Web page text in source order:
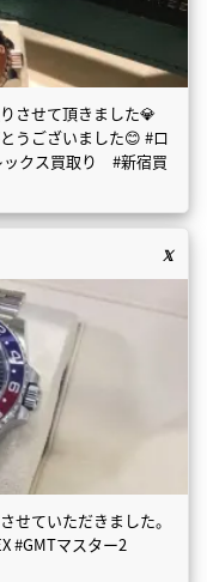
させて頂きました💎
うございました😊 #ロ
クス買取り #新宿買
せていただきました。
#GMTマスター2